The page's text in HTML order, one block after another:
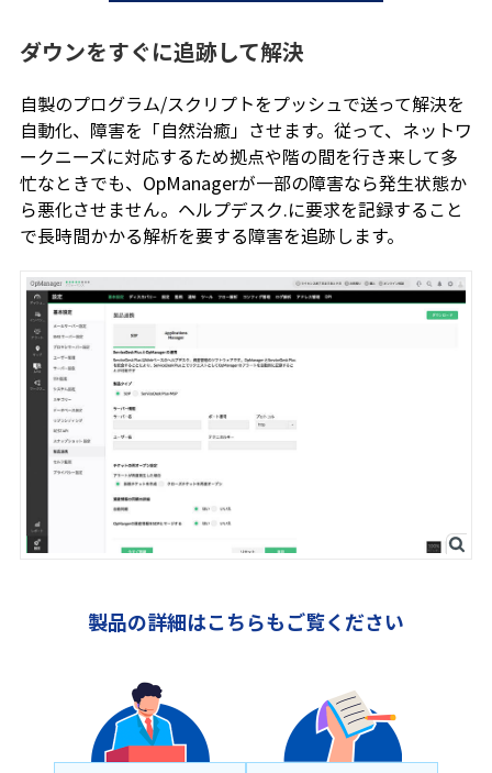
ダウンをすぐに追跡して解決
自製のプログラム/スクリプトをプッシュで送って解決を
自動化、障害を「自然治癒」させます。従って、ネットワ
ークニーズに対応するため拠点や階の間を行き来して多
忙なときでも、OpManagerが一部の障害なら発生状態か
ら悪化させません。ヘルプデスク.に要求を記録すること
で長時間かかる解析を要する障害を追跡します。
製品の詳細はこちらもご覧ください